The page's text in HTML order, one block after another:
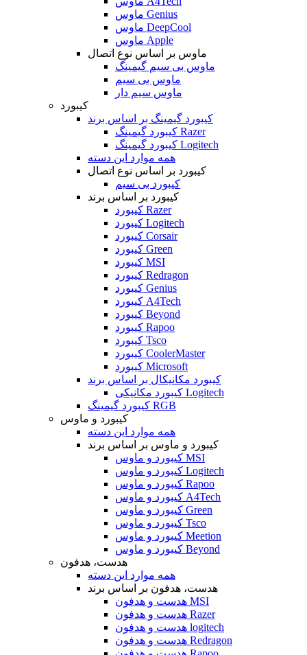
ماوس Genius
ماوس DeepCool
ماوس Apple
ماوس بر اساس نوع اتصال
ماوس بی سیم گیمینگ
ماوس بی سیم
ماوس سیم دار
کیبورد
کیبورد گیمینگ بر اساس برند
کیبورد گیمینگ Razer
کیبورد گیمینگ Logitech
همه موارد این دسته
کیبورد بر اساس نوع اتصال
کیبورد بی سیم
کیبورد بر اساس برند
کیبورد Razer
کیبورد Logitech
کیبورد Corsair
کیبورد Green
کیبورد MSI
کیبورد Redragon
کیبورد Genius
کیبورد A4Tech
کیبورد Beyond
کیبورد Rapoo
کیبورد Tsco
کیبورد CoolerMaster
کیبورد Microsoft
کیبورد مکانیکال بر اساس برند
کیبورد مکانیکی Logitech
کیبورد گیمینگ RGB
کیبورد و ماوس
همه موارد این دسته
کیبورد و ماوس بر اساس برند
کیبورد و ماوس MSI
کیبورد و ماوس Logitech
کیبورد و ماوس Rapoo
کیبورد و ماوس A4Tech
کیبورد و ماوس Green
کیبورد و ماوس Tsco
کیبورد و ماوس Meetion
کیبورد و ماوس Beyond
هدست، هدفون
همه موارد این دسته
هدست، هدفون بر اساس برند
هدست و هدفون MSI
هدست و هدفون Razer
هدست و هدفون logitech
هدست و هدفون Redragon